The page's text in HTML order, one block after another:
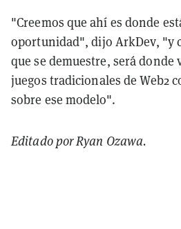
"Creemos que ahí es donde
oportunidad", dijo ArkDev, "y
que se demuestre, será donde
juegos tradicionales de Web2
sobre ese modelo".
Editado por Ryan Ozawa.